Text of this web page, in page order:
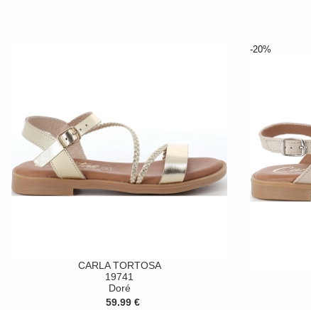
CARLA TORTOSA
19741
Doré
59.99 €
-20%